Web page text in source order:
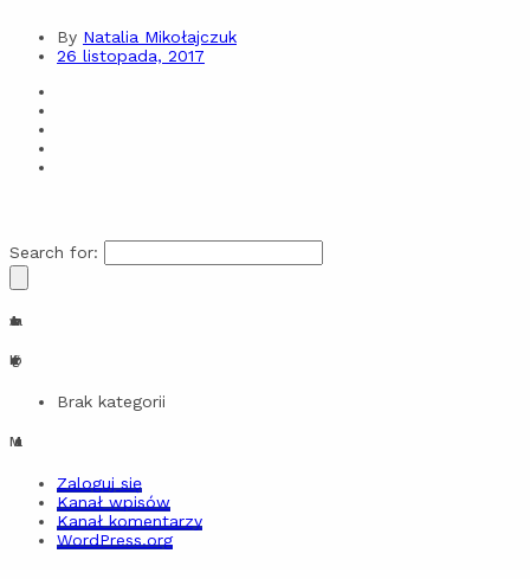
By Natalia Mikołajczuk
26 listopada, 2017
Search for:
Archiwa
Kategorie
Brak kategorii
Meta
Zaloguj się
Kanał wpisów
Kanał komentarzy
WordPress.org